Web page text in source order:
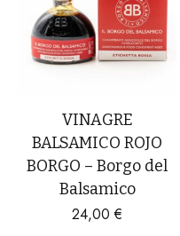
VINAGRE
BALSAMICO ROJO
BORGO – Borgo del
Balsamico
24,00€